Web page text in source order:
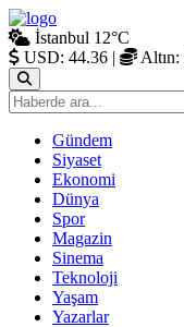
İstanbul 12°C
USD: 44.36 | Altın:
Gündem
Siyaset
Ekonomi
Dünya
Spor
Magazin
Sinema
Teknoloji
Yaşam
Yazarlar